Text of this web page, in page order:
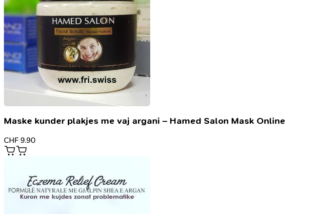
Maske kunder plakjes me vaj argani – Hamed Salon Mask Online
CHF 9.90